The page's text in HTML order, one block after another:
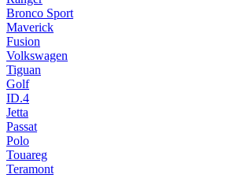
Bronco Sport
Maverick
Fusion
Volkswagen
Tiguan
Golf
ID.4
Jetta
Passat
Polo
Touareg
Teramont